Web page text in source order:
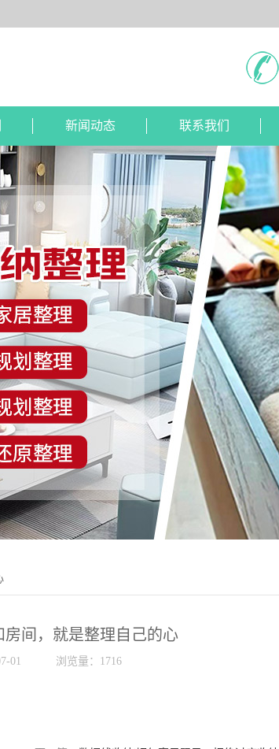
新闻动态 联系我们
间，就是整理自己的心
01 浏览量：1716